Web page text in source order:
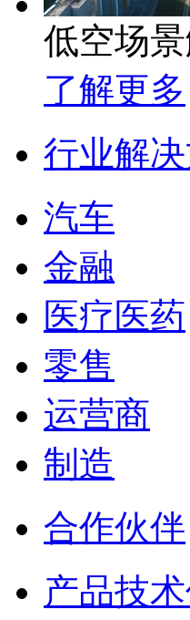
低空场
了解更多
行业解
汽车
金融
医疗医药
零售
运营商
制造
合作伙伴
产品技